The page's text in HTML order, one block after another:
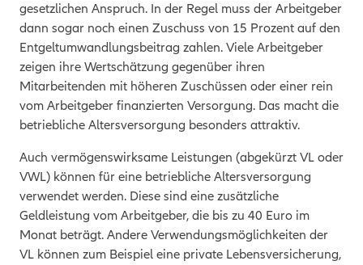
gesetzlichen Anspruch. In der Regel muss der Arbeitgeber
dann sogar noch einen Zuschuss von 15 Prozent auf den
Entgeltumwandlungsbeitrag zahlen. Viele Arbeitgeber
zeigen ihre Wertschätzung gegenüber ihren
Mitarbeitenden mit höheren Zuschüssen oder einer rein
vom Arbeitgeber finanzierten Versorgung. Das macht die
betriebliche Altersversorgung besonders attraktiv.
Auch vermögenswirksame Leistungen (abgekürzt VL oder
VWL) können für eine betriebliche Altersversorgung
verwendet werden. Diese sind eine zusätzliche
Geldleistung vom Arbeitgeber, die bis zu 40 Euro im
Monat beträgt. Andere Verwendungsmöglichkeiten der
VL können zum Beispiel eine private Lebensversicherung,